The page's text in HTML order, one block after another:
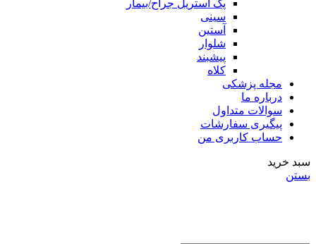
پک استریل جراح/بیمار
سینی
آستین
شلوار
پیشبند
کلاه
مجله پزشکی
درباره ما
سوالات متداول
پیگیری سفارشات
حساب کاربری من
سبد خرید
بستن